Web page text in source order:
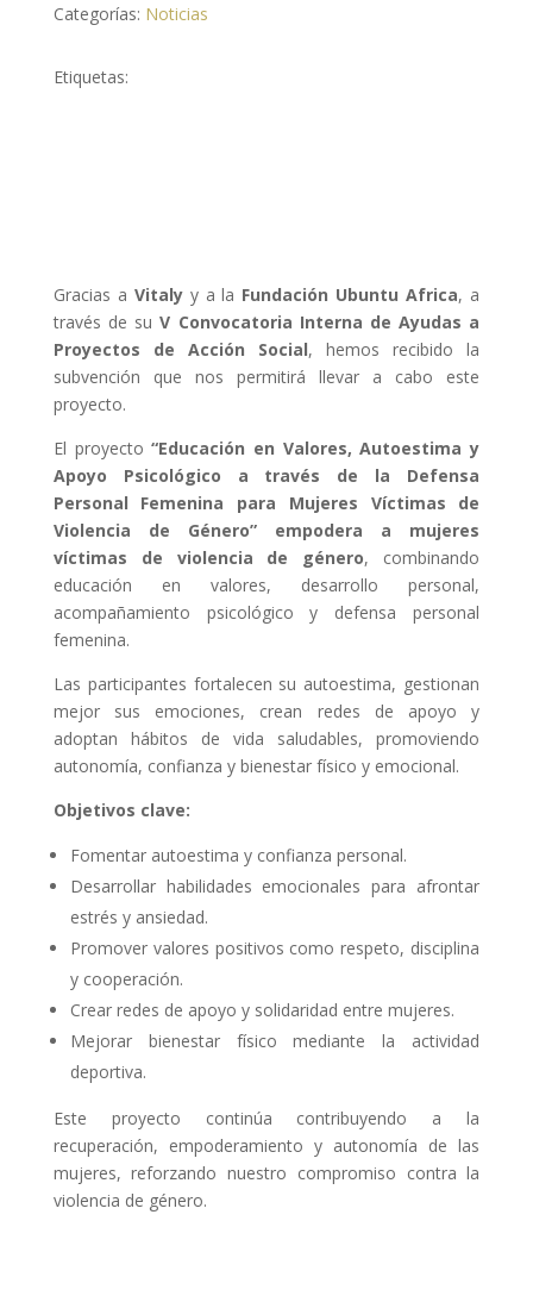
Categorías: Noticias
Etiquetas:
Gracias a Vitalyy a la Fundación Ubuntu Africa, a
través de suV Convocatoria Interna de Ayudas a
Proyectos de Acción Social, hemos recibido la
subvención que nos permitirá llevar a cabo este
proyecto.
El proyecto“Educación en Valores, Autoestima y
Apoyo Psicológico a través de la Defensa
Personal Femenina para Mujeres Víctimas de
Violencia de Género”
empodera a mujeres
víctimas de violencia de género, combinando
educación en valores, desarrollo personal,
acompañamiento psicológico y defensa personal
femenina.
Las participantes fortalecen su autoestima, gestionan
mejor sus emociones, crean redes de apoyo y
adoptan hábitos de vida saludables, promoviendo
autonomía, confianza y bienestar físico y emocional.
Objetivos clave:
Fomentar autoestima y confianza personal.
Desarrollar habilidades emocionales para afrontar
estrés y ansiedad.
Promover valores positivos como respeto, disciplina
y cooperación.
Crear redes de apoyo y solidaridad entre mujeres.
Mejorar bienestar físico mediante la actividad
deportiva.
Este proyecto continúa contribuyendo a la
recuperación, empoderamiento y autonomía de las
mujeres, reforzando nuestro compromiso contra la
violencia de género.